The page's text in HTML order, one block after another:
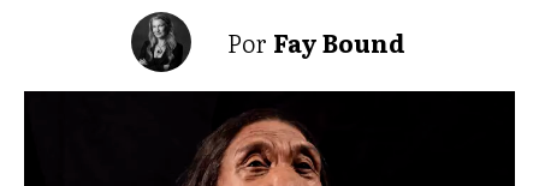
Por Fay Bound